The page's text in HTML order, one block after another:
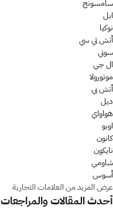
سامسونج
ابل
نوكيا
أتش تي سي
سوني
ال جي
موتورولا
أتش بي
ديل
هواواي
اوبو
كانون
نايكون
شاومي
أسوس
عرض المزيد من العلامات التجارية
أحدث المقالات والمراجعات